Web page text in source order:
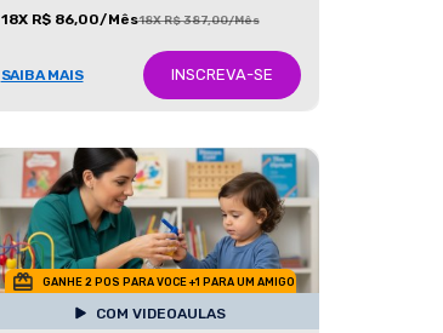
18X R$ 86,00/Mês18X R$ 387,00/Mês
SAIBA MAIS INSCREVA-SE
GANHE 2 POS PARA VOCE +1 PARA UM AMIGO
COM VIDEOAULAS